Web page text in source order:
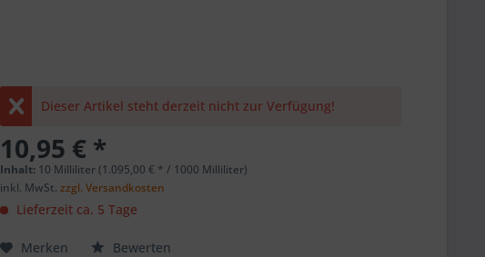
Dieser Artikel steht derzeit nicht zur Verfügung!
10,95 € *
Inhalt: 10 Milliliter (1.095,00 € * / 1000 Milliliter)
inkl. MwSt.zzgl. Versandkosten
Lieferzeit ca. 5 Tage
Merken Bewerten